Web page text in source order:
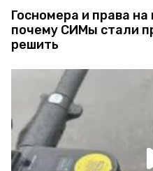
Госномера и права
почему СИМы стали
решить